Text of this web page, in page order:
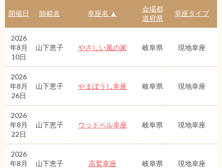
開催日 師範名 幸座名 ▲
会場都
道府県
幸座タイプ
2026
年8月
10日
山下恵子 やさしい風の家 岐阜県 現地幸座
2026
年8月
26日
山下恵子 やまぼうし幸座 岐阜県 現地幸座
2026
年8月
22日
山下恵子 ウッドベル幸座 岐阜県 現地幸座
2026
年8月
山下恵子 高鷲幸座 岐阜県 現地幸座